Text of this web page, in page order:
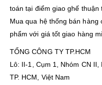
toán tại điểm giao ghế thuận
Mua qua hệ thống bán
phẩm với giá tốt giao hàng
TỔNG CÔNG TY TP.HCM
Lô: II-1, Cụm 1, Nhóm CN II,
TP. HCM, Việt Nam